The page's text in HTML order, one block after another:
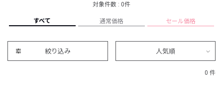
対象件数 : 0件
すべて 通常価格 セール価格
絞り込み 人気順
0 件